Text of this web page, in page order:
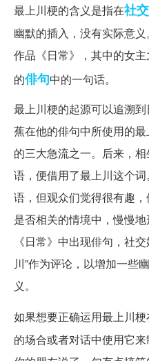
最上川梗的含义是指在社交
幽默的插入，没有实际意
作品《日常》，其中的女
的俳句中的一句话。
最上川梗的起源可以追溯
蕉在他的俳句中所使用的
的三大急流之一。后来，
语，便借用了最上川这个
语，但观众们觉得很有趣
是否相关的情境中，慢慢
《日常》中出现俳句，社
川”作为评论，以增加一些
义。
如果想要正确运用最上川
的场合或者对话中使用它